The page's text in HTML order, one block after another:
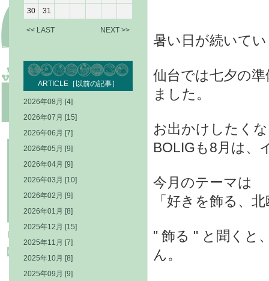
暑い日が続いて
仙台では七夕の
ました。
お出かけしたく
BOLIGも8月は、
今月のテーマは
「好きを飾る、
" 飾る " と聞くと
ん。
30
31
<< LAST NEXT >>
ARTICLE［以前の記事］
2026年08月 [4]
2026年07月 [15]
2026年06月 [7]
2026年05月 [9]
2026年04月 [9]
2026年03月 [10]
2026年02月 [9]
2026年01月 [8]
2025年12月 [15]
2025年11月 [7]
2025年10月 [8]
2025年09月 [9]